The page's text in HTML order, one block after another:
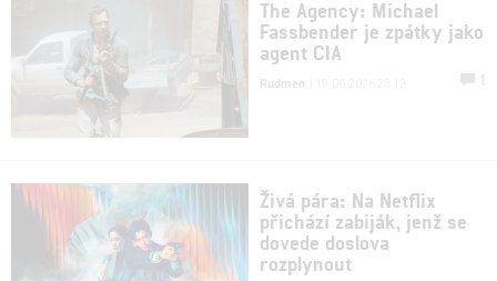
The Agency: Michael
Fassbender je zpátky jako
agent CIA
Rudmen 1
Živá pára: Na Netflix
přichází zabiják, jenž se
dovede doslova
rozplynout